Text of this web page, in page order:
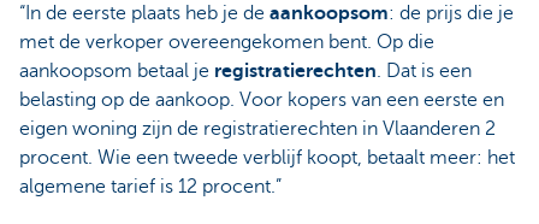
“In de eerste plaats heb je de aankoopsom: de prijs die je
met de verkoper overeengekomen bent. Op die
aankoopsom betaal je registratierechten. Dat is een
belasting op de aankoop. Voor kopers van een eerste en
eigen woning zijn de registratierechten in Vlaanderen 2
procent. Wie een tweede verblijf koopt, betaalt meer: het
algemene tarief is 12 procent.”